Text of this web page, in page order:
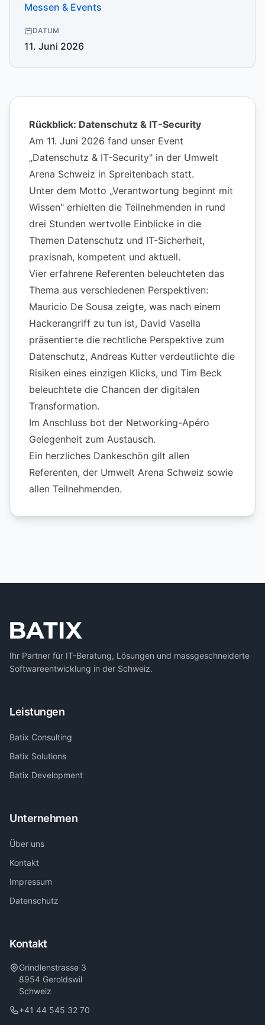
Messen & Events
DATUM
11. Juni 2026
Rückblick: Datenschutz & IT-Security
Am 11. Juni 2026 fand unser Event
„Datenschutz & IT-Security" in der Umwelt
Arena Schweiz in Spreitenbach statt.
Unter dem Motto „Verantwortung beginnt mit
Wissen" erhielten die Teilnehmenden in rund
drei Stunden wertvolle Einblicke in die
Themen Datenschutz und IT-Sicherheit,
praxisnah, kompetent und aktuell.
Vier erfahrene Referenten beleuchteten das
Thema aus verschiedenen Perspektiven:
Mauricio De Sousa zeigte, was nach einem
Hackerangriff zu tun ist, David Vasella
präsentierte die rechtliche Perspektive zum
Datenschutz, Andreas Kutter verdeutlichte die
Risiken eines einzigen Klicks, und Tim Beck
beleuchtete die Chancen der digitalen
Transformation.
Im Anschluss bot der Networking-Apéro
Gelegenheit zum Austausch.
Ein herzliches Dankeschön gilt allen
Referenten, der Umwelt Arena Schweiz sowie
allen Teilnehmenden.
Ihr Partner für IT-Beratung, Lösungen und massgeschneiderte
Softwareentwicklung in der Schweiz.
Leistungen
Batix Consulting
Batix Solutions
Batix Development
Unternehmen
Über uns
Kontakt
Impressum
Datenschutz
Kontakt
Grindlenstrasse 3
8954 Geroldswil
Schweiz
+41 44 545 32 70